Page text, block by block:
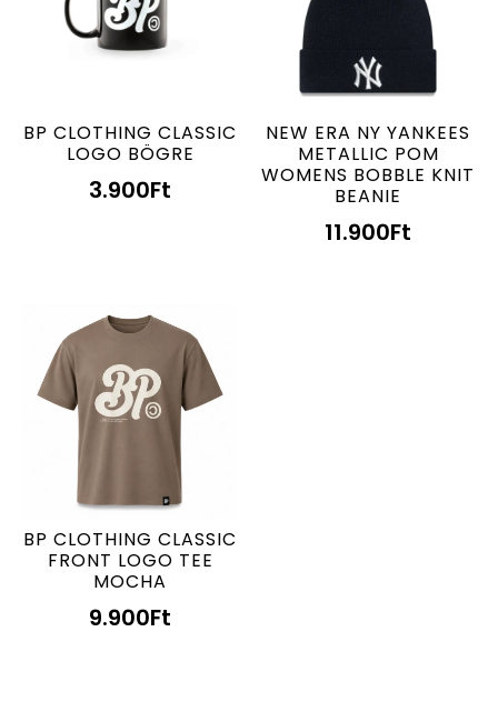
BP CLOTHING CLASSIC
LOGO BÖGRE
3.900Ft
NEW ERA NY YANKEES
METALLIC POM
WOMENS BOBBLE KNIT
BEANIE
11.900Ft
BP CLOTHING CLASSIC
FRONT LOGO TEE
MOCHA
9.900Ft